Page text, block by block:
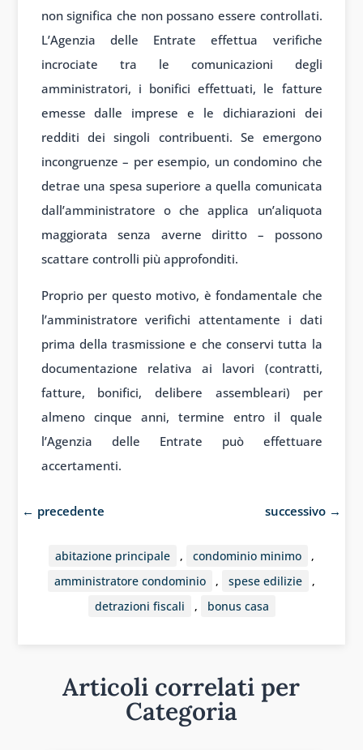
non significa che non possano essere controllati.
L’Agenzia delle Entrate effettua verifiche
incrociate tra le comunicazioni degli
amministratori, i bonifici effettuati, le fatture
emesse dalle imprese e le dichiarazioni dei
redditi dei singoli contribuenti. Se emergono
incongruenze – per esempio, un condomino che
detrae una spesa superiore a quella comunicata
dall’amministratore o che applica un’aliquota
maggiorata senza averne diritto – possono
scattare controlli più approfonditi.
Proprio per questo motivo, è fondamentale che
l’amministratore verifichi attentamente i dati
prima della trasmissione e che conservi tutta la
documentazione relativa ai lavori (contratti,
fatture, bonifici, delibere assembleari) per
almeno cinque anni, termine entro il quale
l’Agenzia delle Entrate può effettuare
accertamenti.
← precedente successivo →
abitazione principale , condominio minimo
,
amministratore condominio
, spese edilizie
,
detrazioni fiscali
, bonus casa
Articoli correlati per
Categoria